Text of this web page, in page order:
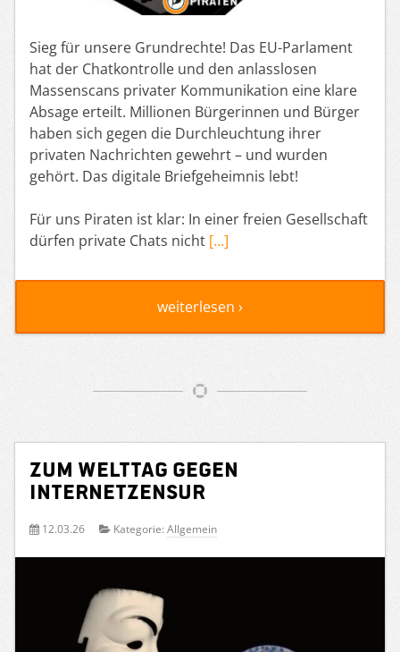
Sieg für unsere Grundrechte! Das EU-Parlament
hat der Chatkontrolle und den anlasslosen
Massenscans privater Kommunikation eine klare
Absage erteilt. Millionen Bürgerinnen und Bürger
haben sich gegen die Durchleuchtung ihrer
privaten Nachrichten gewehrt – und wurden
gehört. Das digitale Briefgeheimnis lebt!
Für uns Piraten ist klar: In einer freien Gesellschaft
dürfen private Chats nicht […]
weiterlesen ›
Zum Welttag gegen
Internetzensur
12.03.26 Kategorie: Allgemein